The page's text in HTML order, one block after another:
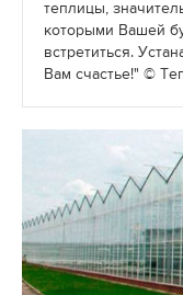
теплицы,
которыми Вашей
встретиться.
Вам счастье!" ©